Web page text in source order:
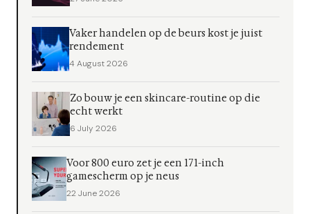
Vaker handelen op de beurs kost je juist
rendement
4 August 2026
Zo bouw je een skincare-routine op die
echt werkt
6 July 2026
Voor 800 euro zet je een 171-inch
gamescherm op je neus
22 June 2026